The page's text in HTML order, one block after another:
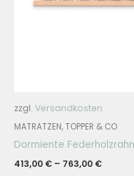
zzgl. Versandkosten
MATRATZEN, TOPPER & CO
Dormiente
413,00 € – 763,00 €